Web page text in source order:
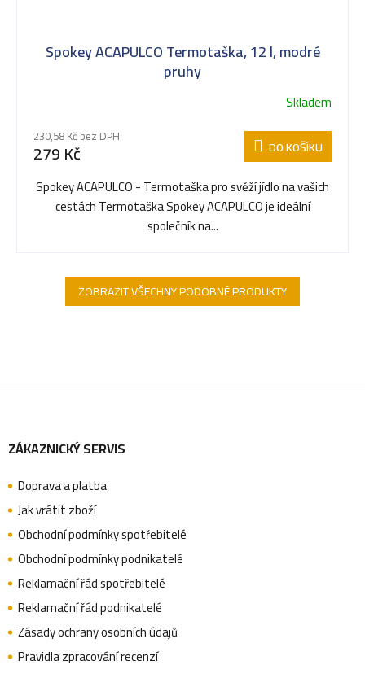
Spokey ACAPULCO Termotaška, 12 l, modré
pruhy
Skladem
230,58 Kč bez DPH
279 Kč DO KOŠÍKU
Spokey ACAPULCO - Termotaška pro svěží jídlo na vašich
cestách Termotaška Spokey ACAPULCO je ideální
společník na...
ZOBRAZIT VŠECHNY PODOBNÉ PRODUKTY
á
p
a
t
ZÁKAZNICKÝ SERVIS
Doprava a platba
Jak vrátit zboží
Obchodní podmínky spotřebitelé
Obchodní podmínky podnikatelé
Reklamační řád spotřebitelé
Reklamační řád podnikatelé
Zásady ochrany osobních údajů
Pravidla zpracování recenzí